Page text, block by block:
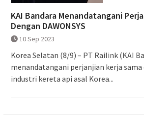
KAI Bandara Menandatangani
Dengan DAWONSYS
10 Sep 2023
Korea Selatan (8/9) – PT Railink (KAI
menandatangani perjanjian kerja sama
industri kereta api asal Korea...